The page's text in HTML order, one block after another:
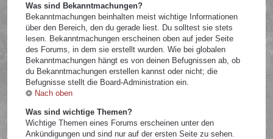
Was sind Bekanntmachungen?
Bekanntmachungen beinhalten meist wichtige Informationen
über den Bereich, den du gerade liest. Du solltest sie stets
lesen. Bekanntmachungen erscheinen oben auf jeder Seite
des Forums, in dem sie erstellt wurden. Wie bei globalen
Bekanntmachungen hängt es von deinen Befugnissen ab, ob
du Bekanntmachungen erstellen kannst oder nicht; die
Befugnisse stellt die Board-Administration ein.
Nach oben
Was sind wichtige Themen?
Wichtige Themen eines Forums erscheinen unter den
Ankündigungen und sind nur auf der ersten Seite zu sehen.